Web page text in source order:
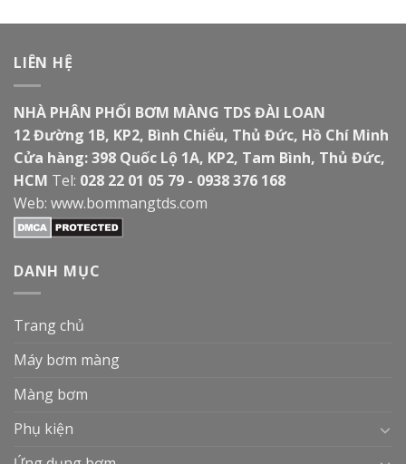
LIÊN HỆ
NHÀ PHÂN PHỐI BƠM MÀNG TDS ĐÀI LOAN
12 Đường 1B, KP2, Bình Chiểu, Thủ Đức, Hồ Chí Minh
Cửa hàng: 398 Quốc Lộ 1A, KP2, Tam Bình, Thủ Đức,
HCM Tel: 028 22 01 05 79 - 0938 376 168
Web: www.bommangtds.com
DANH MỤC
Trang chủ
Máy bơm màng
Màng bơm
Phụ kiện